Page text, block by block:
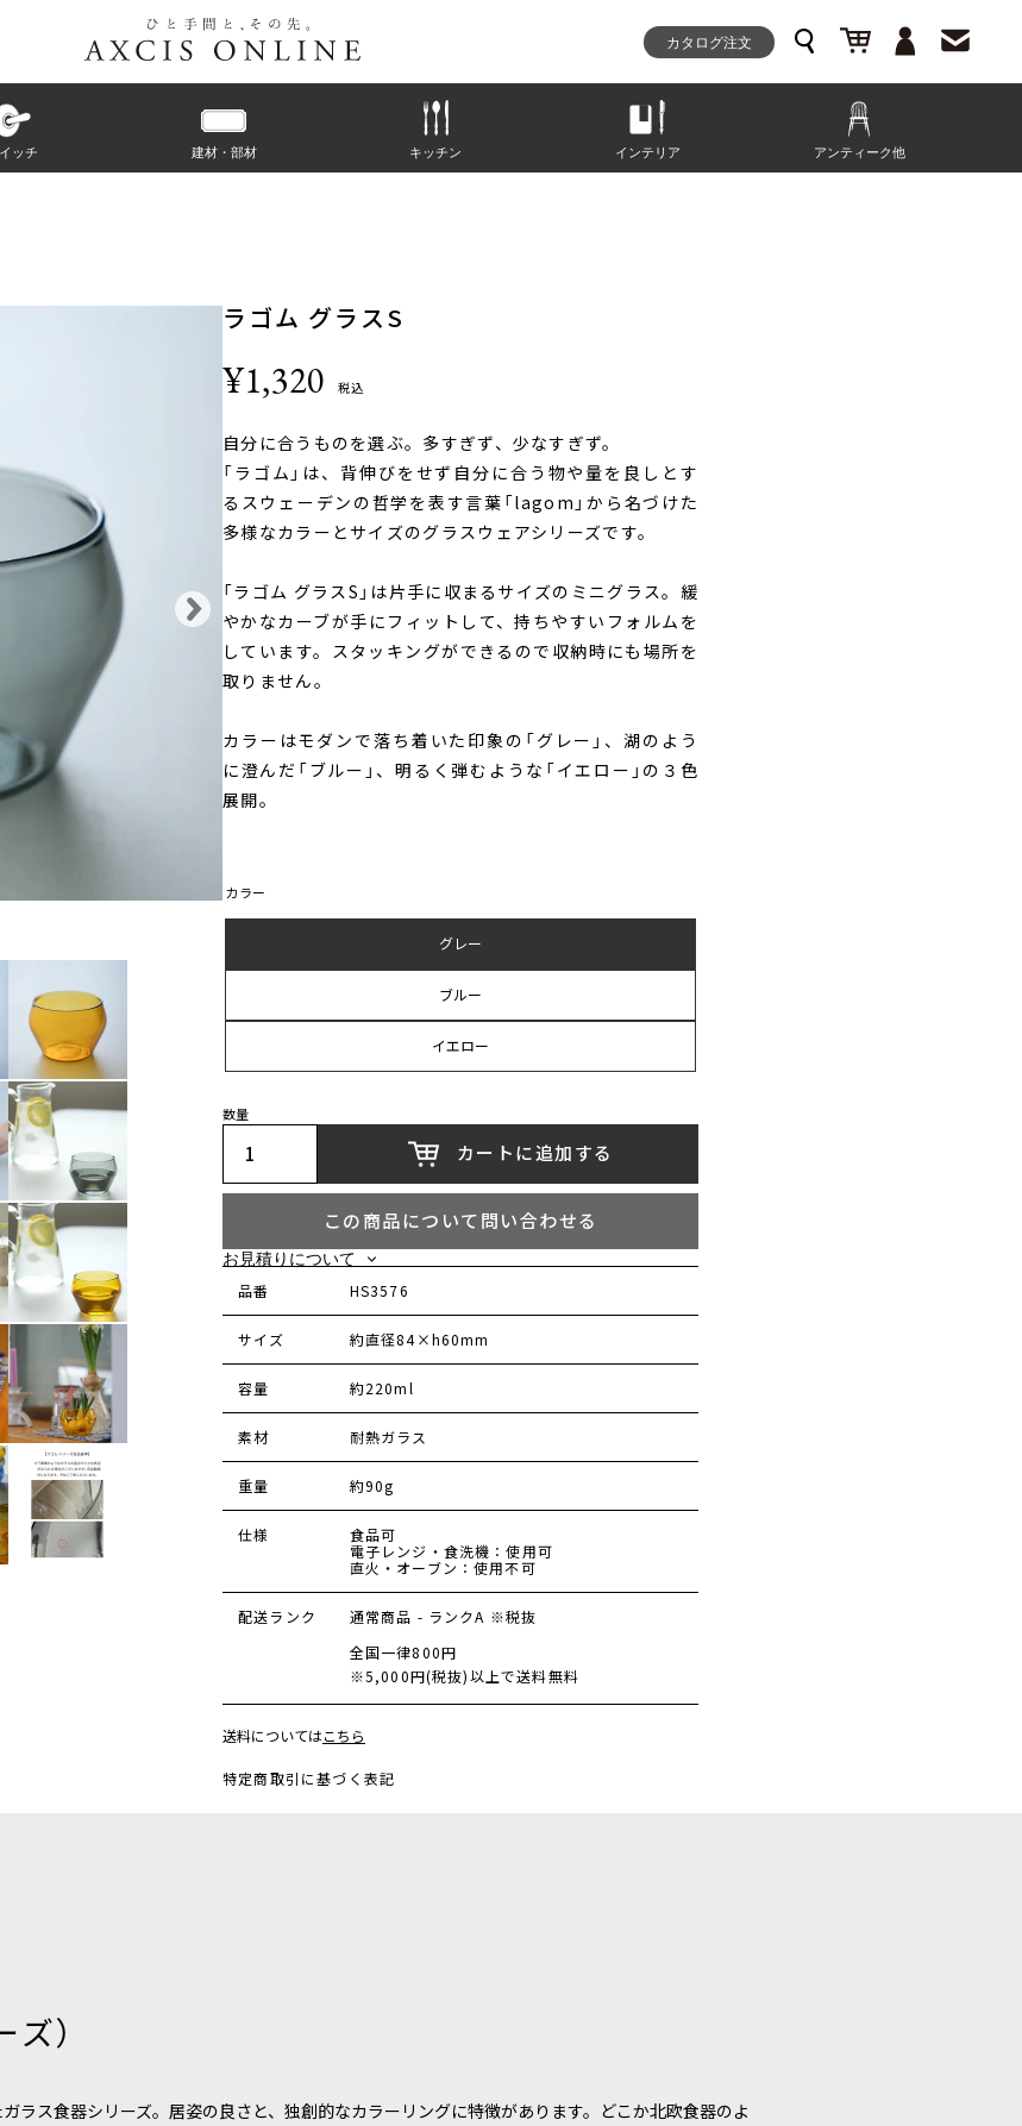
カタログ注文
ッチ 建材・部材 キッチン インテリア アンティーク他
ラゴム グラスS
¥1,320 税込
自分に合うものを選ぶ。多すぎず、少なすぎず。
「ラゴム」は、背伸びをせず自分に合う物や量を良しとす
るスウェーデンの哲学を表す言葉「lagom」から名づけた
多様なカラーとサイズのグラスウェアシリーズです。
「ラゴム グラスS」は片手に収まるサイズのミニグラス。緩
やかなカーブが手にフィットして、持ちやすいフォルムを
しています。スタッキングができるので収納時にも場所を
取りません。
カラーはモダンで落ち着いた印象の「グレー」、湖のよう
に澄んだ「ブルー」、明るく弾むような「イエロー」の３色
展開。
カラー
グレー
ブルー
イエロー
数量
カートに追加する
この商品について問い合わせる
お見積りについて
カートページのお見積もり依頼ボタンを選択してください。
自動配信メールの本文中にあるリンクからお見積りが確認できます。
品番 HS3576
サイズ 約直径84×h60mm
容量 約220ml
素材 耐熱ガラス
重量 約90g
仕様 食品可
電子レンジ・食洗機：使用可
直火・オーブン：使用不可
配送ランク
通常商品 - ランクA ※税抜
全国一律800円
※5,000円(税抜)以上で送料無料
送料についてはこちら
特定商取引に基づく表記
）
ラス食器シリーズ。居姿の良さと、独創的なカラーリングに特徴があります。どこか北欧食器のよ